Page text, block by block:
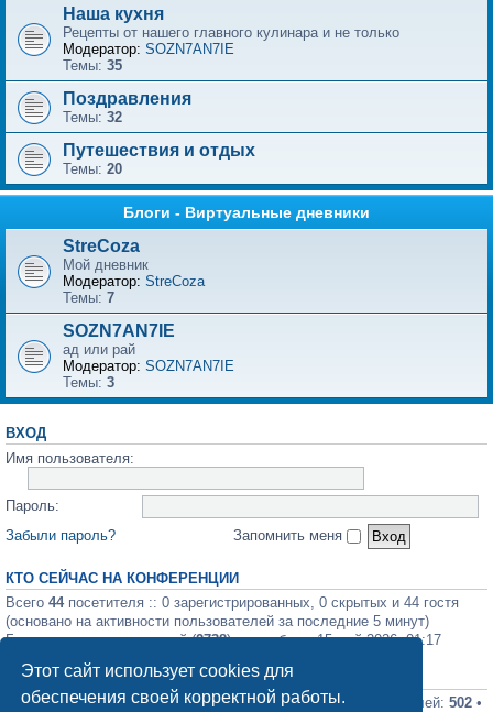
Этот сайт использует cookies для
обеспечения своей корректной работы.
Наша кухня
Рецепты от нашего главного кулинара и не только
Модератор: SOZN7AN7IE
Темы: 35
Поздравления
Темы: 32
Путешествия и отдых
Темы: 20
Блоги - Виртуальные дневники
StreCoza
Мой дневник
Модератор: StreCoza
Темы: 7
SOZN7AN7IE
ад или рай
Модератор: SOZN7AN7IE
Темы: 3
ВХОД
Имя пользователя:
Пароль:
Забыли пароль?
Запомнить меня
КТО СЕЙЧАС НА КОНФЕРЕНЦИИ
Всего 44посетителя :: 0 зарегистрированных, 0 скрытых и 44 гостя
(основано на активности пользователей за последние 5 минут)
Больше всего посетителей (2738) здесь было 15 май 2026, 01:17
СТАТИСТИКА
Всего сообщений: 12362• Всего тем:551• Всего пользователей: 502 •